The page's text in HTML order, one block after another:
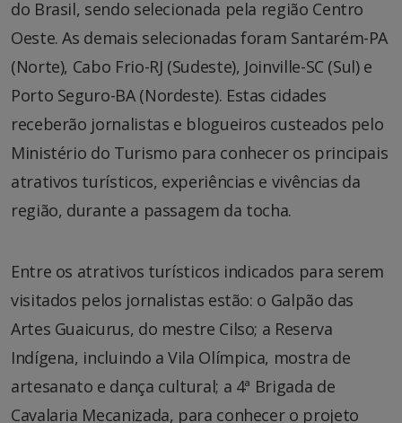
do Brasil, sendo selecionada pela região Centro
Oeste. As demais selecionadas foram Santarém-PA
(Norte), Cabo Frio-RJ (Sudeste), Joinville-SC (Sul) e
Porto Seguro-BA (Nordeste). Estas cidades
receberão jornalistas e blogueiros custeados pelo
Ministério do Turismo para conhecer os principais
atrativos turísticos, experiências e vivências da
região, durante a passagem da tocha.
Entre os atrativos turísticos indicados para serem
visitados pelos jornalistas estão: o Galpão das
Artes Guaicurus, do mestre Cilso; a Reserva
Indígena, incluindo a Vila Olímpica, mostra de
artesanato e dança cultural; a 4ª Brigada de
Cavalaria Mecanizada, para conhecer o projeto